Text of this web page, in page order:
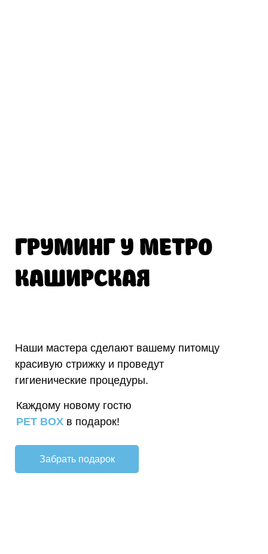
Забрать подарок
Каждому новому гостю
PET BOX в подарок!
Наши мастера сделают вашему питомцу
красивую стрижку и проведут
гигиенические процедуры.
ГРУМИНГ У МЕТРО
КАШИРСКАЯ